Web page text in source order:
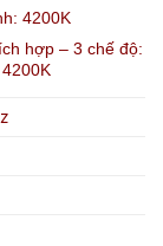
4200K
hợp – 3 chế độ: